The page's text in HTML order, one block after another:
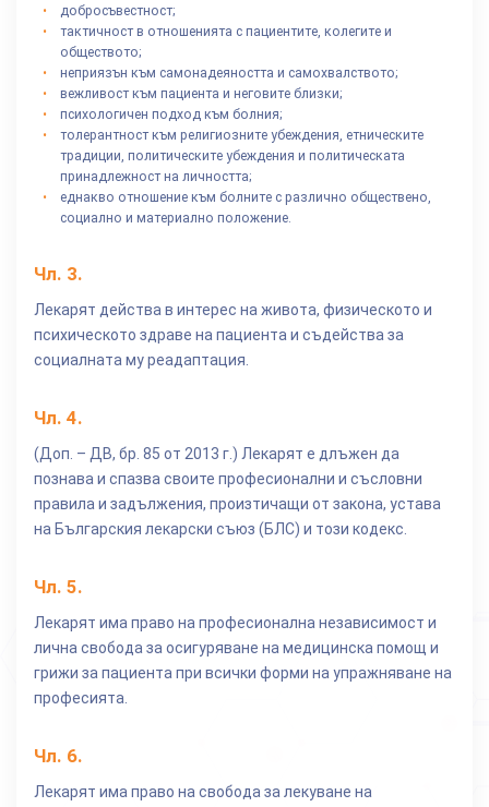
добросъвестност;
тактичност в отношенията с пациентите, колегите и
обществото;
неприязън към самонадеяността и самохвалството;
вежливост към пациента и неговите близки;
психологичен подход към болния;
толерантност към религиозните убеждения, етническите
традиции, политическите убеждения и политическата
принадлежност на личността;
еднакво отношение към болните с различно обществено,
социално и материално положение.
Чл. 3.
Лекарят действа в интерес на живота, физическото и
психическото здраве на пациента и съдейства за
социалната му реадаптация.
Чл. 4.
(Доп. – ДВ, бр. 85 от 2013 г.) Лекарят е длъжен да
познава и спазва своите професионални и съсловни
правила и задължения, произтичащи от закона, устава
на Българския лекарски съюз (БЛС) и този кодекс.
Чл. 5.
Лекарят има право на професионална независимост и
лична свобода за осигуряване на медицинска помощ и
грижи за пациента при всички форми на упражняване на
професията.
Чл. 6.
Лекарят има право на свобода за лекуване на